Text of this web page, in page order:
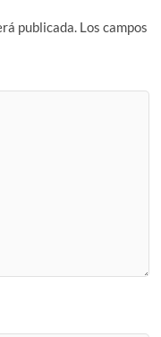
publicada. Los campos